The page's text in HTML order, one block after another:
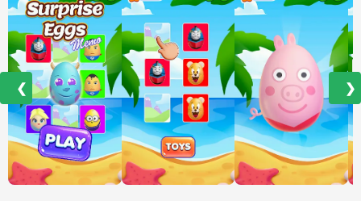
❮ ❯